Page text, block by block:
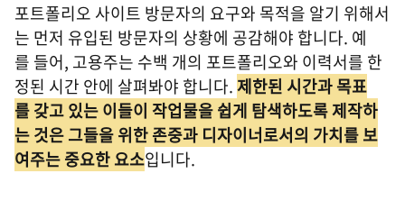
포트폴리오 사이트 방문자의 요구와 목적을 알기 위해서
는 먼저 유입된 방문자의 상황에 공감해야 합니다. 예
를 들어, 고용주는 수백 개의 포트폴리오와 이력서를 한
정된 시간 안에 살펴봐야 합니다.제한된 시간과 목표
를 갖고 있는 이들이 작업물을 쉽게 탐색하도록 제작하
는 것은 그들을 위한 존중과 디자이너로서의 가치를 보
여주는 중요한 요소입니다.